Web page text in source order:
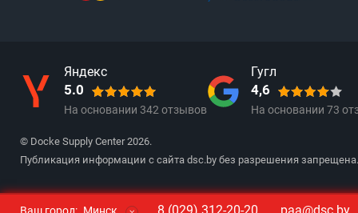
Яндекс
5.0
На основании 342 отзывов
Гугл
4,6
На основании 73
© Docke Supply Center 2026.
Публикация информации с сайта dsc.by без разрешения запрещена.